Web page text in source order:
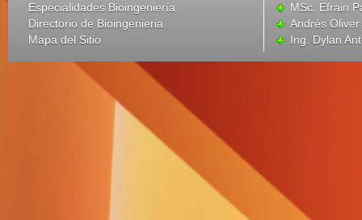
Especialidades Bioingeniería
Directorio de Bioingenieria
Mapa del Sitio
MSc. Efrain
Andrés Oliver
Ing. Dylan